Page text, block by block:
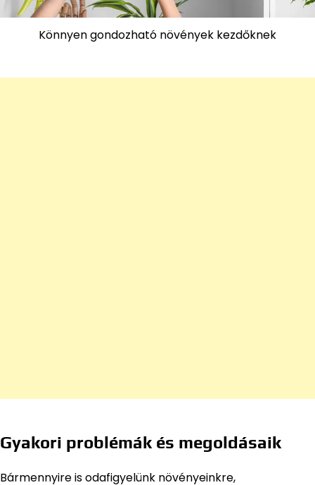
Könnyen gondozható növények kezdőknek
Gyakori problémák és megoldásaik
Bármennyire is odafigyelünk növényeinkre,